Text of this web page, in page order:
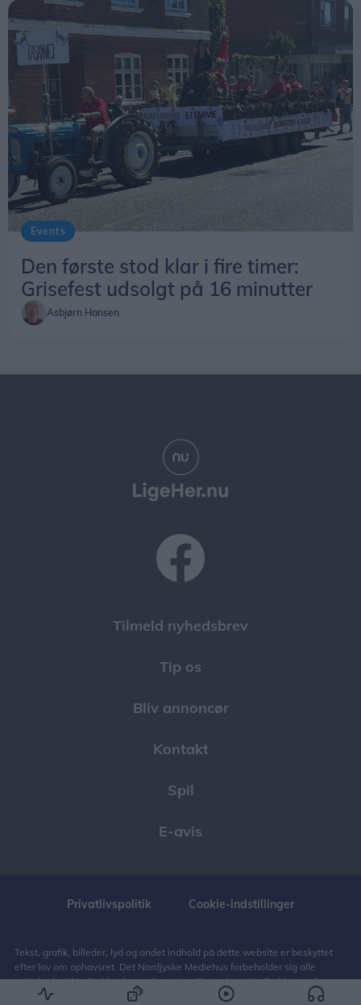
Events
Den første stod klar i fire timer:
Grisefest udsolgt på 16 minutter
Asbjørn Hansen
Tilmeld nyhedsbrev
Tip os
Bliv annoncør
Kontakt
Spil
E-avis
Privatlivspolitik Cookie-indstillinger
Tekst, grafik, billeder, lyd og andet indhold på dette website er beskyttet
efter lov om ophavsret. Det Nordjyske Mediehus forbeholder sig alle
rettigheder til indholdet, herunder retten til at udnytte indholdet med
henblik på tekst- og datamining, jf. ophavsretslovens § 11 b og DSM-